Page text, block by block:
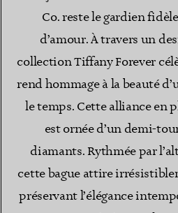
Co. reste le gardien
d’amour. À travers un
collection Tiffany Forever
rend hommage à la beauté
le temps. Cette alliance en
est ornée d’un demi-
diamants. Rythmée par
cette bague attire
préservant l’élégance